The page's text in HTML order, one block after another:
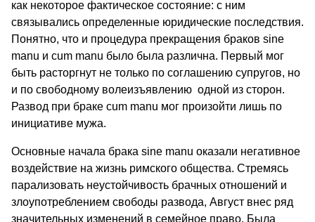
как некоторое фактическое состояние: с ним
связывались определенные юридические последствия.
Понятно, что и процедура прекращения браков sine
manu и cum manu было была различна. Первый мог
быть расторгнут не только по соглашению супругов, но
и по свободному волеизъявлению одной из сторон.
Развод при браке cum manu мог произойти лишь по
инициативе мужа.
Основные начала брака sine manu оказали негативное
воздействие на жизнь римского общества. Стремясь
парализовать неустойчивость брачных отношений и
злоупотреблением свободы развода, Август внес ряд
значительных изменений в семейное право. Была